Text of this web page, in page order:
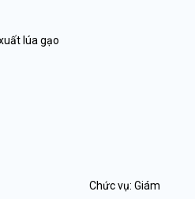
lúa gạo
: Chức vụ: Giám